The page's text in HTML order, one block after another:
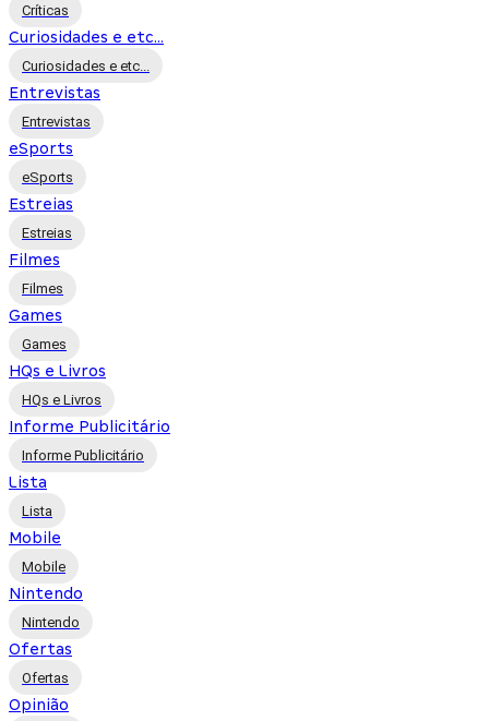
Críticas
Curiosidades e etc...
Curiosidades e etc...
Entrevistas
Entrevistas
eSports
eSports
Estreias
Estreias
Filmes
Filmes
Games
Games
HQs e Livros
HQs e Livros
Informe Publicitário
Informe Publicitário
Lista
Lista
Mobile
Mobile
Nintendo
Nintendo
Ofertas
Ofertas
Opinião